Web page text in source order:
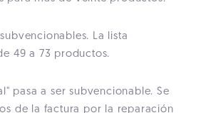
La lista
49 a 73 productos.
pasa a ser subvencionable. Se
de la factura por la reparación